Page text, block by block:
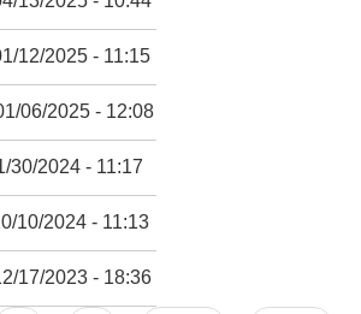
12/2025 - 11:15
06/2025 - 12:08
30/2024 - 11:17
10/2024 - 11:13
17/2023 - 18:36